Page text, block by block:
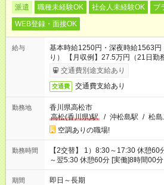
派遣 職種未経験OK 社会人未経験OK
ブ
WEB登録・面接OK
給与
基本時給1250円・深夜時給1563
り） 【月収例】27.5万円（21日勤
交通費別途支給あり
交通費 交通費支給あり
勤務地
香川県高松市
高松(香川県)駅
/ 沖松島駅 / 松
空調ありの職場!
勤務時間
【2交替】 1）8:30～17:30 休憩
～翌5:30 休憩60分 [実働]8時間00分
期間 即日～長期